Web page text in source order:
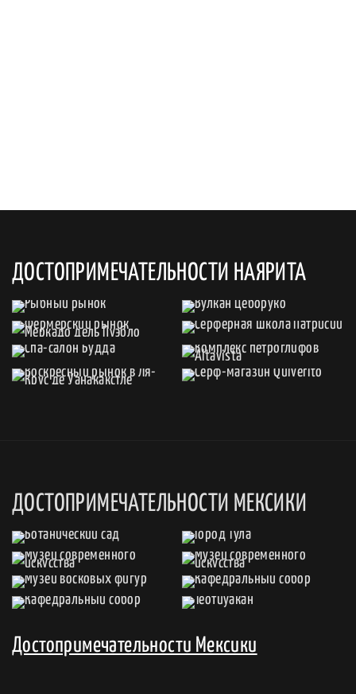
ДОСТОПРИМЕЧАТЕЛЬНОСТИ НАЯРИТА
ДОСТОПРИМЕЧАТЕЛЬНОСТИ МЕКСИКИ
Достопримечательности Мексики